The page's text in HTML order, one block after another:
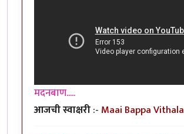
मदनबाण.....
आजची स्वाक्षरी:- Maai Bappa Vithala